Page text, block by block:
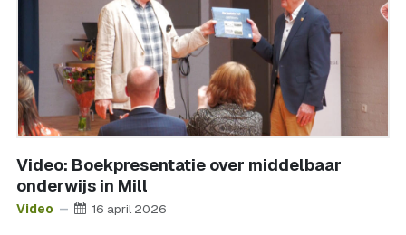
Video: Boekpresentatie over middelbaar
onderwijs in Mill
Video 16 april 2026